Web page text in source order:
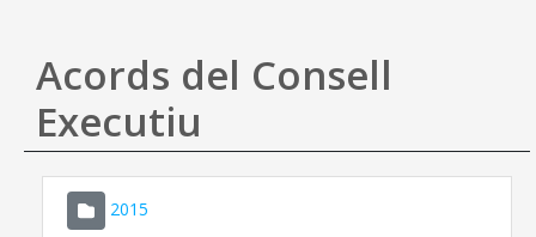
Ajuda
Acords del Consell
Executiu
2015